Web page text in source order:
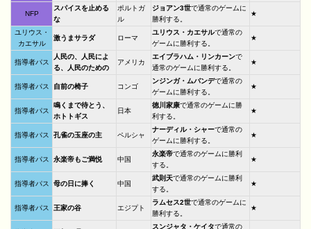
NFP
スパイスを止める
な
ポルトガ
ル
ジョアン3世で通常のゲームに
勝利する。
★
ユリウス・
カエサル
激うまサラダ ローマ
ユリウス・カエサルで通常の
ゲームに勝利する。
★
指導者パス
人民の、人民によ
る、人民のための
アメリカ
エイブラハム・リンカーンで
通常のゲームに勝利する。
★
指導者パス 自前の椅子 コンゴ
ンジンガ・ムバンデで通常の
ゲームに勝利する。
★
指導者パス
鳴くまで待とう、
ホトトギス
日本
徳川家康で通常のゲームに勝
利する。
★
指導者パス 孔雀の玉座の主 ペルシャ
ナーディル・シャーで通常の
ゲームに勝利する。
★
指導者パス 永楽帝もご満悦 中国
永楽帝で通常のゲームに勝利
する。
★
指導者パス 母の日に捧く 中国
武則天で通常のゲームに勝利
する。
★
指導者パス 王家の谷 エジプト
ラムセス2世で通常のゲームに
勝利する。
★
スンジャタ・ケイタで通常の